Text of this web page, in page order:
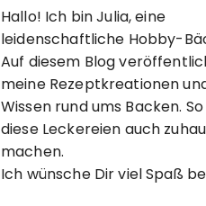
Hallo! Ich bin Julia, eine
leidenschaftliche Hobby-
Auf diesem Blog
meine Rezeptkreationen
Wissen rund ums Backen.
diese Leckereien auch
machen.
Ich wünsche Dir viel Spaß